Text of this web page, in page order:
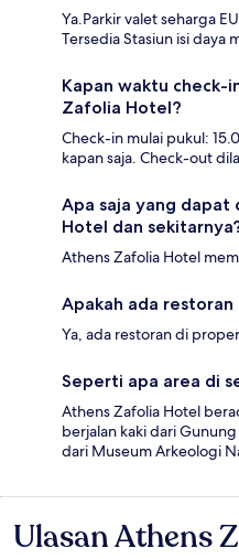
Ya.Parkir valet seharga
Tersedia Stasiun isi daya
Kapan waktu check-
Zafolia Hotel?
Check-in mulai pukul:
kapan saja. Check-out
Apa saja yang dapat
Hotel dan
Athens Zafolia Hotel
Apakah ada
Ya, ada restoran di
Seperti apa area di
Athens Zafolia Hotel
berjalan kaki dari
dari Museum Arkeologi
Ulasan
Ulasan Athens